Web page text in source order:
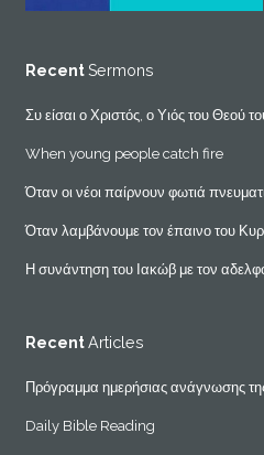
RecentSermons
Συ είσαι ο Χριστός, ο Υιός του Θεού
When young people catch fire
Όταν οι νέοι παίρνουν φωτιά
Όταν λαμβάνουμε τον έπαινο του
Η συνάντηση του Ιακώβ με τον
RecentArticles
Πρόγραμμα ημερήσιας ανάγνωσης
Daily Bible Reading